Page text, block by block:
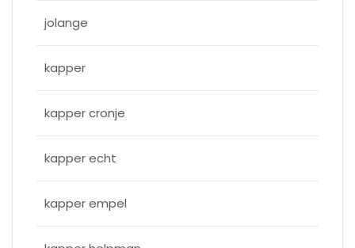
jolange
kapper
kapper cronje
kapper echt
kapper empel